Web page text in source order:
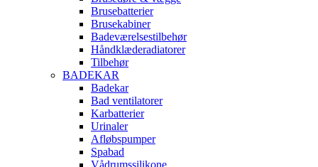
Brusebatterier
Brusekabiner
Badeværelsestilbehør
Håndklæderadiatorer
Tilbehør
BADEKAR
Badekar
Bad ventilatorer
Karbatterier
Urinaler
Afløbspumper
Spabad
Vådrumssilikone